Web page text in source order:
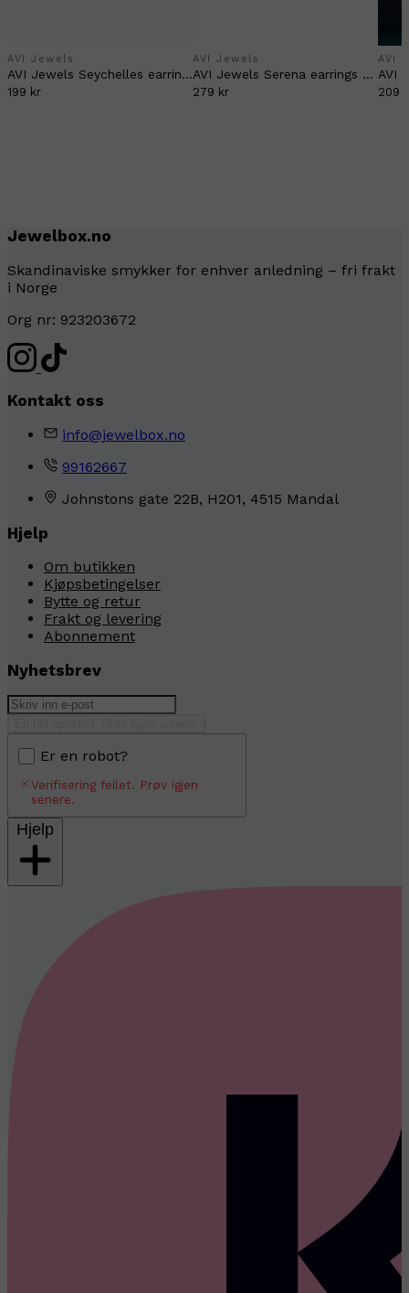
AVI Jewels
AVI Jewels Seychelles earrings pink/gold
199 kr
AVI Jewels
AVI Jewels Serena earrings silver
279 kr
AVI
209
Jewelbox.no
Skandinaviske smykker for enhver anledning – fri frakt
i Norge
Org nr: 923203672
Kontakt oss
info@jewelbox.no
99162667
Johnstons gate 22B, H201, 4515 Mandal
Hjelp
Om butikken
Kjøpsbetingelser
Bytte og retur
Frakt og levering
Abonnement
Nyhetsbrev
Er en robot?
Verifisering feilet. Prøv igjen
senere.
Hjelp